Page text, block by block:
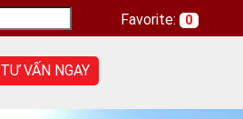
Favorite: 0
TƯ VẤN NGAY